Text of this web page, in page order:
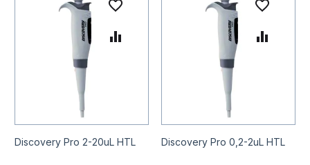
Discovery Pro 2-20uL HTL
Adicionar à lista de
Adicionar para Comparar
Discovery Pro 0,2-2uL HTL